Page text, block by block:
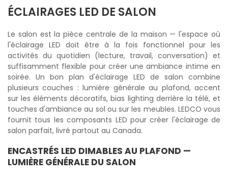
ÉCLAIRAGES LED DE SALON
Le salon est la pièce centrale de la maison — l'espace où
l'éclairage LED doit être à la fois fonctionnel pour les
activités du quotidien (lecture, travail, conversation) et
suffisamment flexible pour créer une ambiance intime en
soirée. Un bon plan d'éclairage LED de salon combine
plusieurs couches : lumière générale au plafond, accent
sur les éléments décoratifs, bias lighting derrière la télé, et
touches d'ambiance au sol ou sur les meubles. LEDCO vous
fournit tous les composants LED pour créer l'éclairage de
salon parfait, livré partout au Canada.
ENCASTRÉS LED DIMABLES AU PLAFOND —
LUMIÈRE GÉNÉRALE DU SALON